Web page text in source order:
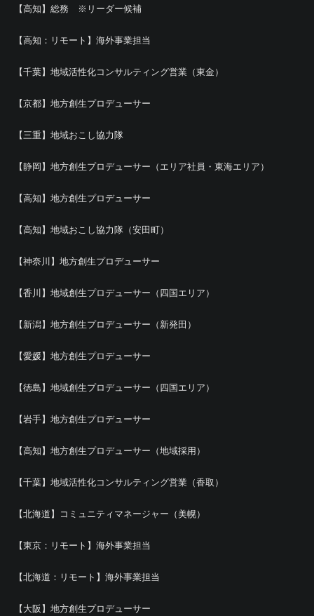
【高知】総務 ※リーダー候補
【高知：リモート】海外事業担当
【千葉】地域活性化コンサルティング営業（東金）
【京都】地方創生プロデューサー
【三重】地域おこし協力隊
【静岡】地方創生プロデューサー（エリア社員・東海エリア）
【高知】地方創生プロデューサー
【高知】地域おこし協力隊（安田町）
【神奈川】地方創生プロデューサー
【香川】地域創生プロデューサー（四国エリア）
【新潟】地方創生プロデューサー（新発田）
【愛媛】地方創生プロデューサー
【徳島】地域創生プロデューサー（四国エリア）
【岩手】地方創生プロデューサー
【高知】地方創生プロデューサー（地域採用）
【千葉】地域活性化コンサルティング営業（香取）
【北海道】コミュニティマネージャー（美幌）
【東京：リモート】海外事業担当
【北海道：リモート】海外事業担当
【大阪】地方創生プロデューサー